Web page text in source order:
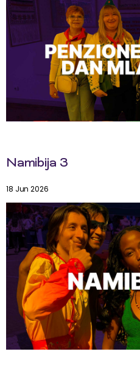
Namibija 3
18 Jun 2026